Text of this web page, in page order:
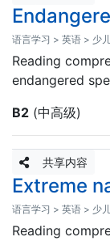
语言学习 > 英语 > 少
Reading
endangered
B2 (中高级)
共享内容
Extreme
语言学习 > 英语 > 少
Reading